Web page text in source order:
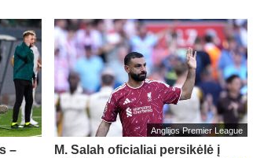
–
Anglijos Premier League
M. Salah oficialiai persikėlė į